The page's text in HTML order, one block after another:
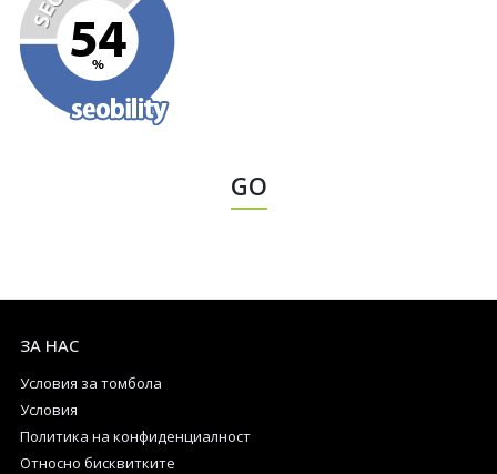
GO
ЗА НАС
Условия за томбола
Условия
Политика на конфиденциалност
Относно бисквитките